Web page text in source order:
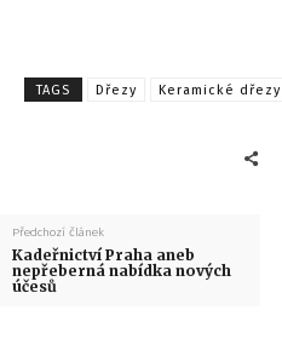
TAGS Dřezy Keramické dřezy
Předchozí článek
Kadeřnictví Praha aneb
nepřeberná nabídka nových
účesů